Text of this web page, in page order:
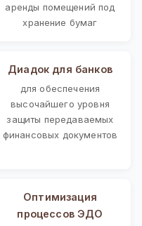
аренды помещений под
хранение бумаг
Диадок для банков
для обеспечения
высочайшего уровня
защиты передаваемых
финансовых документов
Оптимизация
процессов ЭДО